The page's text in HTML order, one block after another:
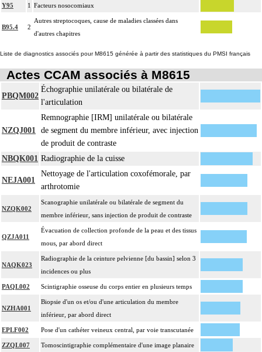
Y95 1 Facteurs nosocomiaux
B95.4 2
Autres streptocoques, cause de maladies classées dans
d'autres chapitres
Liste de diagnostics associés pour M8615 générée à partir des statistiques du PMSI français
Actes CCAM associés à M8615
PBQM002
Échographie unilatérale ou bilatérale de
l'articulation
NZQJ001
Remnographie [IRM] unilatérale ou bilatérale
de segment du membre inférieur, avec injection
de produit de contraste
NBQK001 Radiographie de la cuisse
NEJA001
Nettoyage de l'articulation coxofémorale, par
arthrotomie
NZQK002
Scanographie unilatérale ou bilatérale de segment du
membre inférieur, sans injection de produit de contraste
QZJA011
Évacuation de collection profonde de la peau et des tissus
mous, par abord direct
NAQK023
Radiographie de la ceinture pelvienne [du bassin] selon 3
incidences ou plus
PAQL002 Scintigraphie osseuse du corps entier en plusieurs temps
NZHA001
Biopsie d'un os et/ou d'une articulation du membre
inférieur, par abord direct
EPLF002 Pose d'un cathéter veineux central, par voie transcutanée
ZZQL007 Tomoscintigraphie complémentaire d'une image planaire